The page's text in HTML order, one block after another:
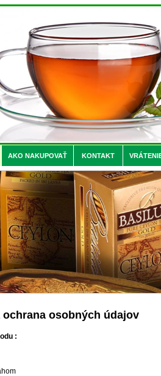
AKO NAKUPOVAŤ KONTAKT
osobných údajov
: